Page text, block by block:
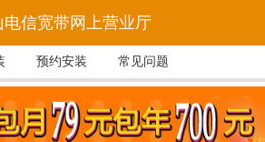
电信宽带网上营业厅
预约安装 常见问题